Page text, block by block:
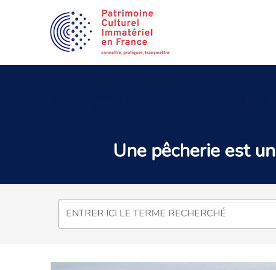
Une pêcherieest un